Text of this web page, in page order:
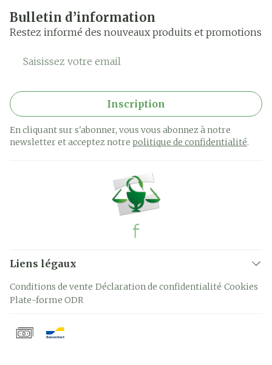
Bulletin d’information
Restez informé des nouveaux produits et promotions
Adresse mail
Inscription
En cliquant sur s'abonner, vous vous abonnez à notre
newsletter et acceptez notre politique de confidentialité.
Liens légaux
Conditions de vente Déclaration de confidentialité Cookies
Plate-forme ODR